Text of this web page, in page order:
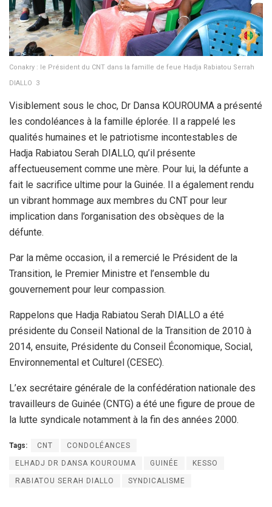
Conakry : le Président du CNT dans la famille de feue Hadja Rabiatou Serrah
DIALLO 3
Visiblement sous le choc, Dr Dansa KOUROUMA a présenté
les condoléances à la famille éplorée. Il a rappelé les
qualités humaines et le patriotisme incontestables de
Hadja Rabiatou Serah DIALLO, qu’il présente
affectueusement comme une mère. Pour lui, la défunte a
fait le sacrifice ultime pour la Guinée. Il a également rendu
un vibrant hommage aux membres du CNT pour leur
implication dans l’organisation des obsèques de la
défunte.
Par la même occasion, il a remercié le Président de la
Transition, le Premier Ministre et l’ensemble du
gouvernement pour leur compassion.
Rappelons que Hadja Rabiatou Serah DIALLO a été
présidente du Conseil National de la Transition de 2010 à
2014, ensuite, Présidente du Conseil Économique, Social,
Environnemental et Culturel (CESEC).
L’ex secrétaire générale de la confédération nationale des
travailleurs de Guinée (CNTG) a été une figure de proue de
la lutte syndicale notamment à la fin des années 2000.
Tags: CNT CONDOLÉANCES
ELHADJ DR DANSA KOUROUMA GUINÉE KESSO
RABIATOU SERAH DIALLO SYNDICALISME